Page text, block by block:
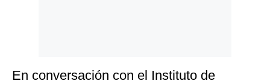
En conversación con el Instituto de